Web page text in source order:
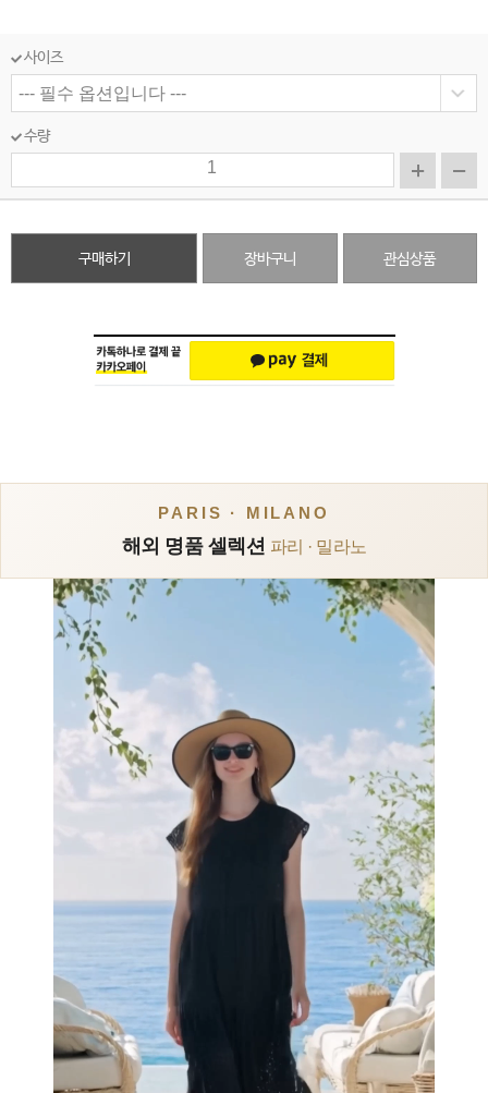
사이즈
수량
구매하기 장바구니 관심상품
PARIS · MILANO
해외 명품 셀렉션 파리 · 밀라노